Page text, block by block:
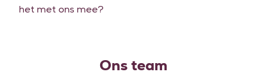
het met ons mee?
Ons team